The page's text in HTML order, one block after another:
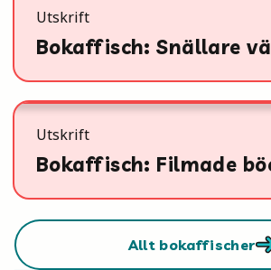
Bokaffisch: Snällare
Utskrift
Bokaffisch: Filmade
Utskrift
Allt bokaffischer